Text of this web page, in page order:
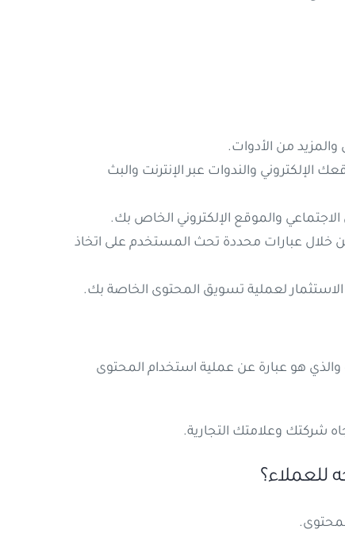
من الأدوات.
والندوات عبر الإنترنت والبث
الاجتماعي والموقع الإلكتروني الخاص بك.
خلال عبارات محددة تحث المستخدم على اتخاذ
الاستثمار لعملية تسويق المحتوى الخاصة بك.
هو عبارة عن عملية استخدام المحتوى
شركتك وعلامتك التجارية.
للعملاء؟